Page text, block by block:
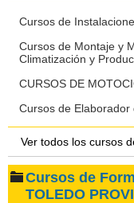
Cursos de
Cursos de Montaje y
Climatización y
CURSOS DE
Cursos de
Ver todos los cursos
Cursos de
TOLEDO